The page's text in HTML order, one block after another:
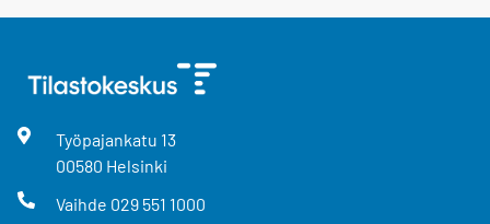
Työpajankatu 13
00580 Helsinki
Vaihde 029 551 1000